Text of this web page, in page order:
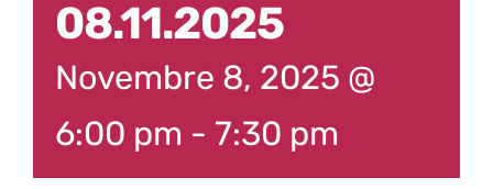
08.11.2025
Novembre 8, 2025 @
6:00 pm - 7:30 pm